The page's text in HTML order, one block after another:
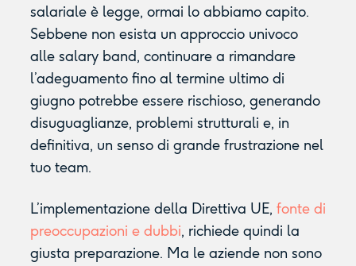
salariale è legge, ormai lo abbiamo capito.
Sebbene non esista un approccio univoco
alle salary band, continuare a rimandare
l’adeguamento fino al termine ultimo di
giugno potrebbe essere rischioso, generando
disuguaglianze, problemi strutturali e, in
definitiva, un senso di grande frustrazione nel
tuo team.
L’implementazione della Direttiva UE, fonte di
preoccupazioni e dubbi, richiede quindi la
giusta preparazione. Ma le aziende non sono